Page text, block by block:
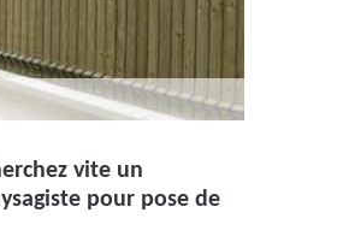
vite un
pour pose de